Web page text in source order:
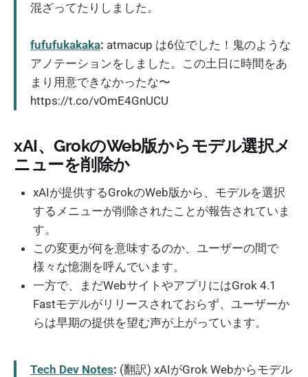
混ざってたりしました。
fufufukakaka: atmacup は6位でした！鬼のような
アノテーションをしました。この土日に時間をあ
まり用意できなかったな〜
https://t.co/vOmE4GnUCU
xAI、GrokのWeb版からモデル選択メ
ニューを削除か
xAIが提供するGrokのWeb版から、モデルを選択
するメニューが削除されたことが報告されていま
す。
この変更が何を意味するのか、ユーザーの間で
様々な憶測を呼んでいます。
一方で、まだWebサイトやアプリにはGrok 4.1
Fastモデルがリリースされておらず、ユーザーか
らは早期の提供を望む声が上がっています。
Tech Dev Notes: (翻訳) xAIがGrok Webからモデル